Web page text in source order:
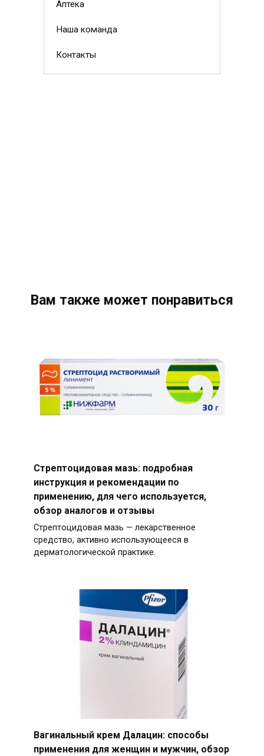
Аптека
Наша команда
Контакты
Вам также может понравиться
Стрептоцидовая мазь: подробная
инструкция и рекомендации по
применению, для чего используется,
обзор аналогов и отзывы
Стрептоцидовая мазь — лекарственное
средство, активно использующееся в
дерматологической практике.
Вагинальный крем Далацин: способы
применения для женщин и мужчин, обзор